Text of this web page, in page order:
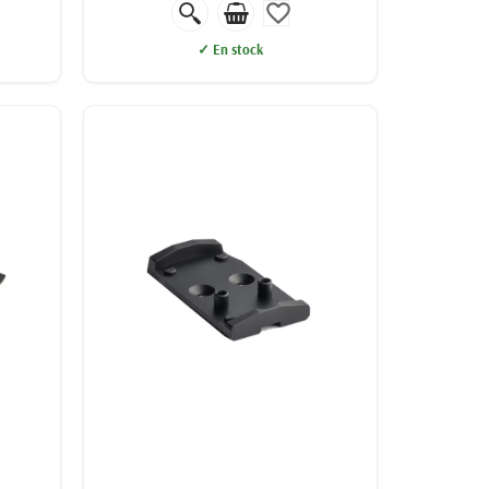
favorite_border
✓ En stock